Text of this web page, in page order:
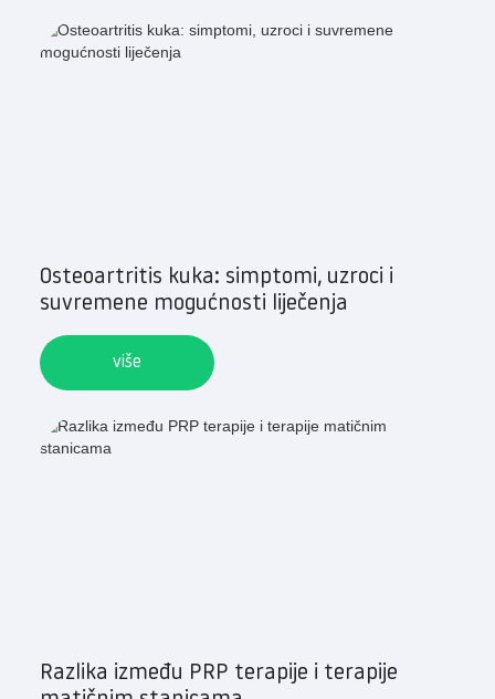
Osteoartritis kuka: simptomi, uzroci i
suvremene mogućnosti liječenja
više
Razlika između PRP terapije i terapije